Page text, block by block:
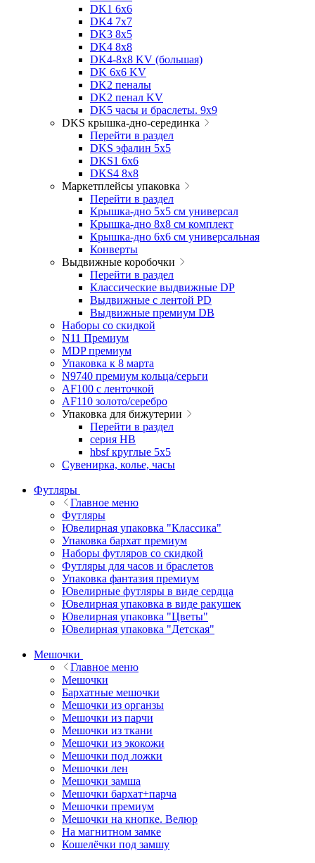
DK1 6x6
DK4 7х7
DK3 8x5
DK4 8x8
DK4-8x8 KV (большая)
DK 6х6 KV
DK2 пеналы
DK2 пенал KV
DK5 часы и браслеты. 9x9
DKS крышка-дно-серединка
Перейти в раздел
DKS эфалин 5x5
DKS1 6x6
DKS4 8x8
Маркетплейсы упаковка
Перейти в раздел
Крышка-дно 5x5 см универсал
Крышка-дно 8x8 см комплект
Крышка-дно 6x6 см универсальная
Конверты
Выдвижные коробочки
Перейти в раздел
Классические выдвижные DP
Выдвижные с лентой PD
Выдвижные премиум DB
Наборы со скидкой
N11 Премиум
MDP премиум
Упаковка к 8 марта
N9740 премиум кольца/серьги
AF100 с ленточкой
AF110 золото/серебро
Упаковка для бижутерии
Перейти в раздел
серия HB
hbsf круглые 5x5
Сувенирка, колье, часы
Футляры
Главное меню
Футляры
Ювелирная упаковка "Классика"
Упаковка бархат премиум
Наборы футляров со скидкой
Футляры для часов и браслетов
Упаковка фантазия премиум
Ювелирные футляры в виде сердца
Ювелирная упаковка в виде ракушек
Ювелирная упаковка "Цветы"
Ювелирная упаковка "Детская"
Мешочки
Главное меню
Мешочки
Бархатные мешочки
Мешочки из органзы
Мешочки из парчи
Мешочки из ткани
Мешочки из экокожи
Мешочки под ложки
Мешочки лен
Мешочки замша
Мешочки бархат+парча
Мешочки премиум
Мешочки на кнопке. Велюр
На магнитном замке
Кошелёчки под замшу